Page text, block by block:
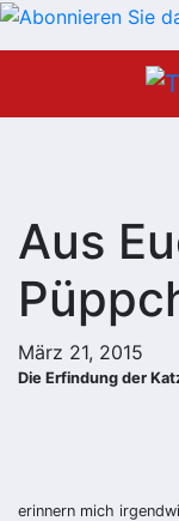
Aus
März 21, 2015
Die Erfindung der
erinnern mich